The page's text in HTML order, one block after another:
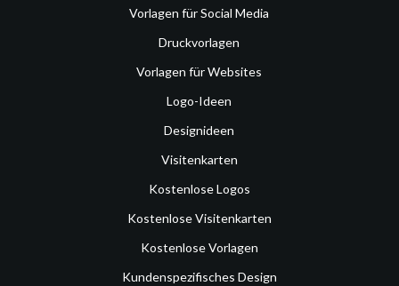
Vorlagen für Social Media
Druckvorlagen
Vorlagen für Websites
Logo-Ideen
Designideen
Visitenkarten
Kostenlose Logos
Kostenlose Visitenkarten
Kostenlose Vorlagen
Kundenspezifisches Design